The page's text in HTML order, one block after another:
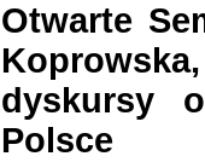
Otwarte
dyskursy
Polsce